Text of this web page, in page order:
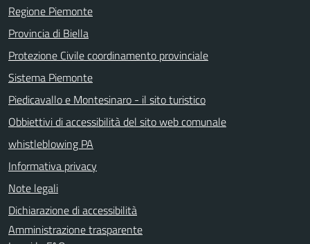
Regione Piemonte
Provincia di Biella
Protezione Civile coordinamento provinciale
Sistema Piemonte
Piedicavallo e Montesinaro - il sito turistico
Obbiettivi di accessibilità del sito web comunale
whistleblowing PA
Informativa privacy
Note legali
Dichiarazione di accessibilità
Amministrazione trasparente